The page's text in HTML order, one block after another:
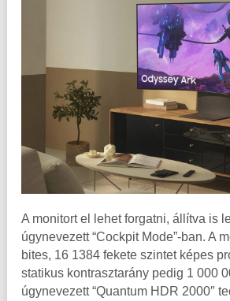
A monitort el lehet forgatni, állítva is
úgynevezett “Cockpit Mode”-ban. A
bites, 16 1384 fekete szintet képes
statikus kontrasztarány pedig 1 000
úgynevezett “Quantum HDR 2000″